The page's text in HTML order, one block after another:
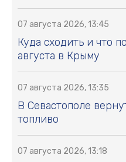
07 августа 2026, 13:45
Куда сходить и что
августа в Крыму
07 августа 2026, 13:35
В Севастополе
топливо
07 августа 2026, 13:18